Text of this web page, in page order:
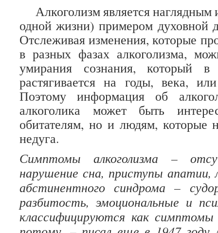
Алкоголизм является наглядным
одной жизни) примером духовной
Отслеживая изменения, которые
в разных фазах алкоголизма,
умирания сознания, который
растягивается на годы, века,
Поэтому информация об
алкоголика может быть
обитателям, но и людям, которые
недуга.
Симптомы алкоголизма –
нарушение сна, приступы
абстинентного синдрома –
разбитость, эмоциональные и
классифицируются как симптомы